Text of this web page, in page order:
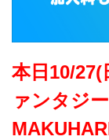
本日10/
ァンタジ